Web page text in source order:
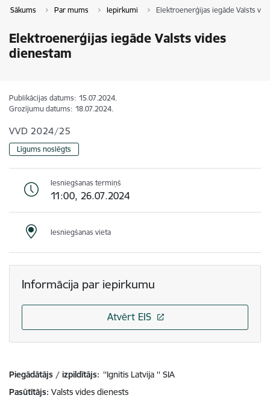
Sākums Par mums Iepirkumi Elektroenerģijas iegāde Valsts
Elektroenerģijas iegāde Valsts vides
dienestam
Publikācijas datums: 15.07.2024.
Grozījumu datums: 18.07.2024.
VVD 2024/25
Līgums noslēgts
Iesniegšanas termiņš
11:00, 26.07.2024
Iesniegšanas vieta
Informācija par iepirkumu
Atvērt EIS
Piegādātājs / izpildītājs: ''Ignitis Latvija '' SIA
Pasūtītājs Valsts vides dienests